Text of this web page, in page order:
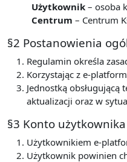
Użytkownik – osoba
Centrum – Centrum
§2 Postanowienia
Regulamin określa
Korzystając z e-
Jednostką
aktualizacji oraz w
§3 Konto użytkownika
Użytkownikiem e-
Użytkownik powinien